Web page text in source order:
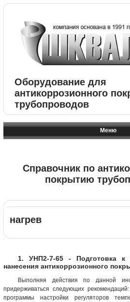
Оборудование для
антикоррозионного
трубопроводов
Меню
Справочник по
покрытию
нагрев
1. УНП2-7-65 - Подготовка к
нанесения антикоррозионного
Выполняя действия по данной
придерживаться следующих
программы настройки регуляторов